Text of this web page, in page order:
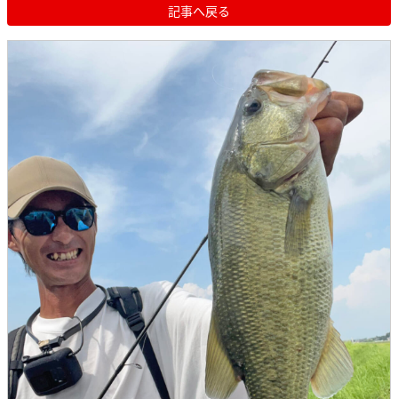
記事へ戻る